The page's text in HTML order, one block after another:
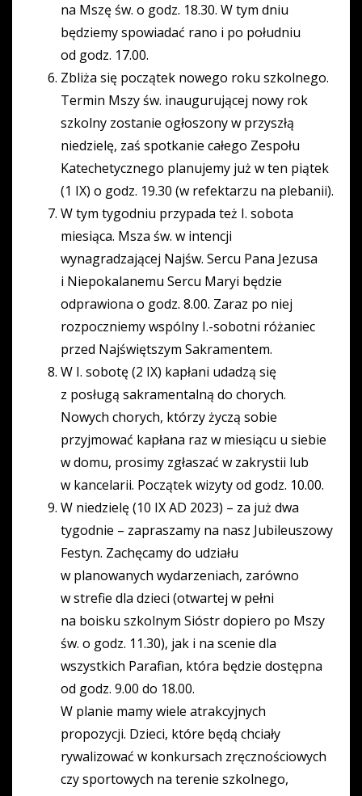
na Mszę św. o godz. 18.30. W tym dniu
będziemy spowiadać rano i po południu
od godz. 17.00.
Zbliża się początek nowego roku szkolnego.
Termin Mszy św. inaugurującej nowy rok
szkolny zostanie ogłoszony w przyszłą
niedzielę, zaś spotkanie całego Zespołu
Katechetycznego planujemy już w ten piątek
(1 IX) o godz. 19.30 (w refektarzu na plebanii).
W tym tygodniu przypada też I. sobota
miesiąca. Msza św. w intencji
wynagradzającej Najśw. Sercu Pana Jezusa
i Niepokalanemu Sercu Maryi będzie
odprawiona o godz. 8.00. Zaraz po niej
rozpoczniemy wspólny I.-sobotni różaniec
przed Najświętszym Sakramentem.
W I. sobotę (2 IX) kapłani udadzą się
z posługą sakramentalną do chorych.
Nowych chorych, którzy życzą sobie
przyjmować kapłana raz w miesiącu u siebie
w domu, prosimy zgłaszać w zakrystii lub
w kancelarii. Początek wizyty od godz. 10.00.
W niedzielę (10 IX AD 2023) – za już dwa
tygodnie – zapraszamy na nasz Jubileuszowy
Festyn. Zachęcamy do udziału
w planowanych wydarzeniach, zarówno
w strefie dla dzieci (otwartej w pełni
na boisku szkolnym Sióstr dopiero po Mszy
św. o godz. 11.30), jak i na scenie dla
wszystkich Parafian, która będzie dostępna
od godz. 9.00 do 18.00.
W planie mamy wiele atrakcyjnych
propozycji. Dzieci, które będą chciały
rywalizować w konkursach zręcznościowych
czy sportowych na terenie szkolnego,